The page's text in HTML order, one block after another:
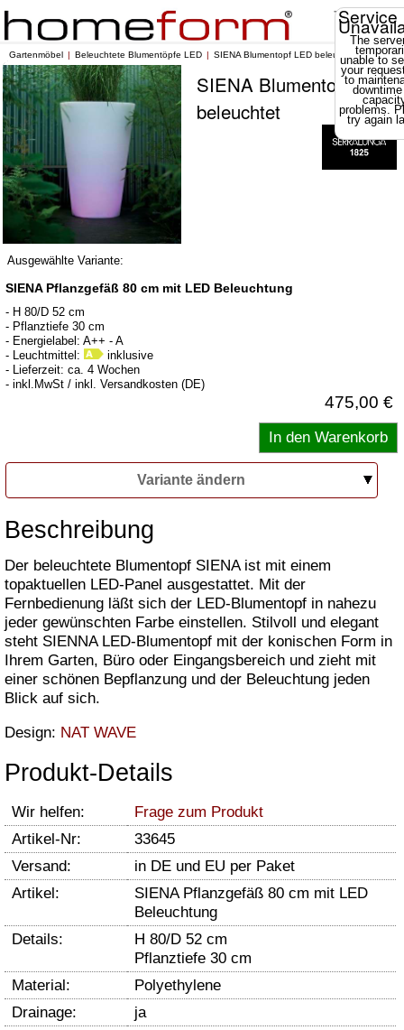
Service
The
unable to
your
to
problems.
try again
Gartenmöbel Beleuchtete Blumentöpfe LED SIENA Blumentopf LED beleuchtet
SIENA Blumentopf LED
beleuchtet
Ausgewählte Variante:
SIENA Pflanzgefäß 80 cm mit LED Beleuchtung
- H 80/D 52 cm
- Pflanztiefe 30 cm
- Energielabel: A++ - A
- Leuchtmittel:
inklusive
- Lieferzeit: ca. 4 Wochen
- inkl.MwSt / inkl. Versandkosten (DE)
475,00 €
Variante ändern
Beschreibung
Der beleuchtete Blumentopf SIENA ist mit einem
topaktuellen LED-Panel ausgestattet. Mit der
Fernbedienung läßt sich der LED-Blumentopf in nahezu
jeder gewünschten Farbe einstellen. Stilvoll und elegant
steht SIENNA LED-Blumentopf mit der konischen Form in
Ihrem Garten, Büro oder Eingangsbereich und zieht mit
einer schönen Bepflanzung und der Beleuchtung jeden
Blick auf sich.
Design: NAT WAVE
Produkt-Details
Wir helfen:
Frage zum Produkt
Artikel-Nr:
33645
Versand:
in DE und EU per Paket
Artikel:
SIENA Pflanzgefäß 80 cm mit LED
Beleuchtung
Details:
H 80/D 52 cm
Pflanztiefe 30 cm
Material:
Polyethylene
Drainage:
ja